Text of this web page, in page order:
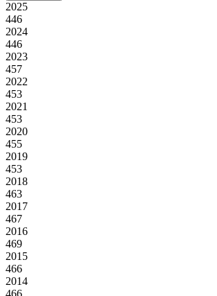
2025
446
2024
446
2023
457
2022
453
2021
453
2020
455
2019
453
2018
463
2017
467
2016
469
2015
466
2014